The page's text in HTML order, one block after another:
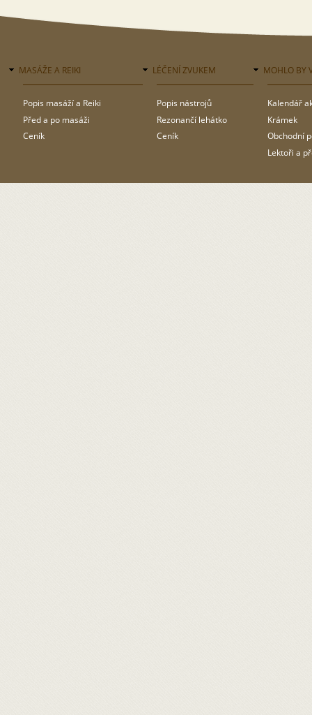
MASÁŽE A REIKI
Popis masáží a Reiki
Před a po masáži
Ceník
LÉČENÍ ZVUKEM
Popis nástrojů
Rezonančí lehátko
Ceník
MOHLO BY
Kalendář
Krámek
Obchodní
Lektoři a